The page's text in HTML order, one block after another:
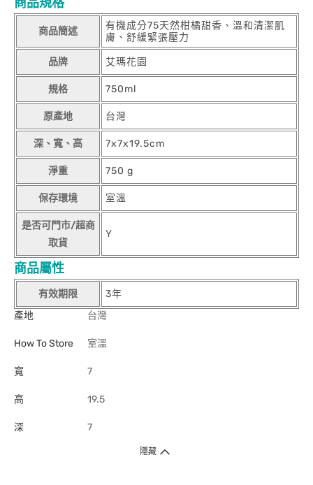
商品簡述
有機成分75天然柑橘甜香、溫和清潔肌
膚、舒緩緊張壓力
品牌 艾瑪花園
規格 750ml
原產地 台灣
深、寬、高 7x7x19.5cm
淨重 750 g
保存環境 室溫
是否可門市/超商
取貨
Y
商品屬性
有效期限
3年
產地
台灣
How To Store 室溫
寬 7
高 19.5
深 7
隱藏